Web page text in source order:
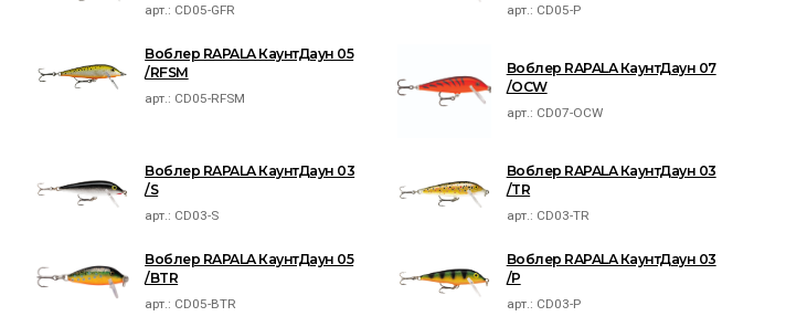
арт.: CD05-GFR арт.: CD05-P
Воблер RAPALA КаунтДаун 05
/RFSM
арт.: CD05-RFSM
Воблер RAPALA КаунтДаун 07
/OCW
арт.: CD07-OCW
Воблер RAPALA КаунтДаун 03
/S
арт.: CD03-S
Воблер RAPALA КаунтДаун 03
/TR
арт.: CD03-TR
Воблер RAPALA КаунтДаун 05
/BTR
арт.: CD05-BTR
Воблер RAPALA КаунтДаун 03
/P
арт.: CD03-P